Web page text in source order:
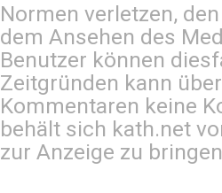
Normen verletzen,
dem Ansehen des
Benutzer können
Zeitgründen kann
Kommentaren keine
behält sich kath.net
zur Anzeige zu